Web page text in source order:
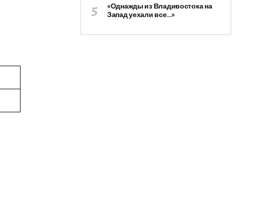
«Однажды из Владивостока на
Запад уехали все…»